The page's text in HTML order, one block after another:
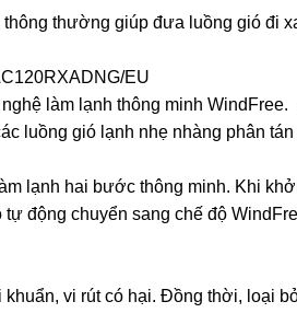
thường giúp đưa luồng gió đi
EU
làm lạnh thông minh
luồng gió lạnh nhẹ nhàng phân
lạnh hai bước thông minh. Khi
động chuyển sang chế độ
vi rút có hại. Đồng thời, loại